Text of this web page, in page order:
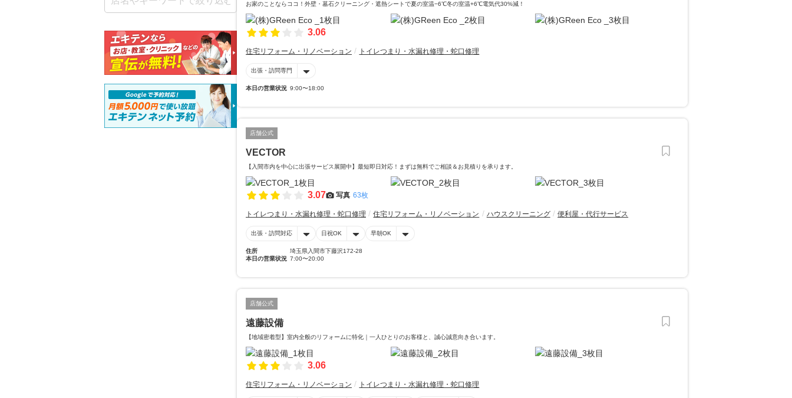
お家のことならココ！外壁・墓石クリーニング・遮熱シートで夏の室温−6℃冬の室温+6℃電気代30%減！
3.06
住宅リフォーム・リノベーション トイレつまり・水漏れ修理・蛇口修理
出張・訪問専門
本日の営業状況 9:00〜18:00
店舗公式
VECTOR
【入間市内を中心に出張サービス展開中】最短即日対応！まずは無料でご相談＆お見積りを承ります。
3.07 写真 63枚
トイレつまり・水漏れ修理・蛇口修理 住宅リフォーム・リノベーション ハウスクリーニング 便利屋・代行サービス
出張・訪問対応 日祝OK 早朝OK
住所
埼玉県入間市下藤沢172-28
本日の営業状況 7:00〜20:00
店舗公式
遠藤設備
【地域密着型】室内全般のリフォームに特化｜一人ひとりのお客様と、誠心誠意向き合います。
3.06
住宅リフォーム・リノベーション トイレつまり・水漏れ修理・蛇口修理